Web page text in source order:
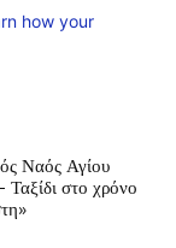
how your
Ναός Αγίου
στο χρόνο